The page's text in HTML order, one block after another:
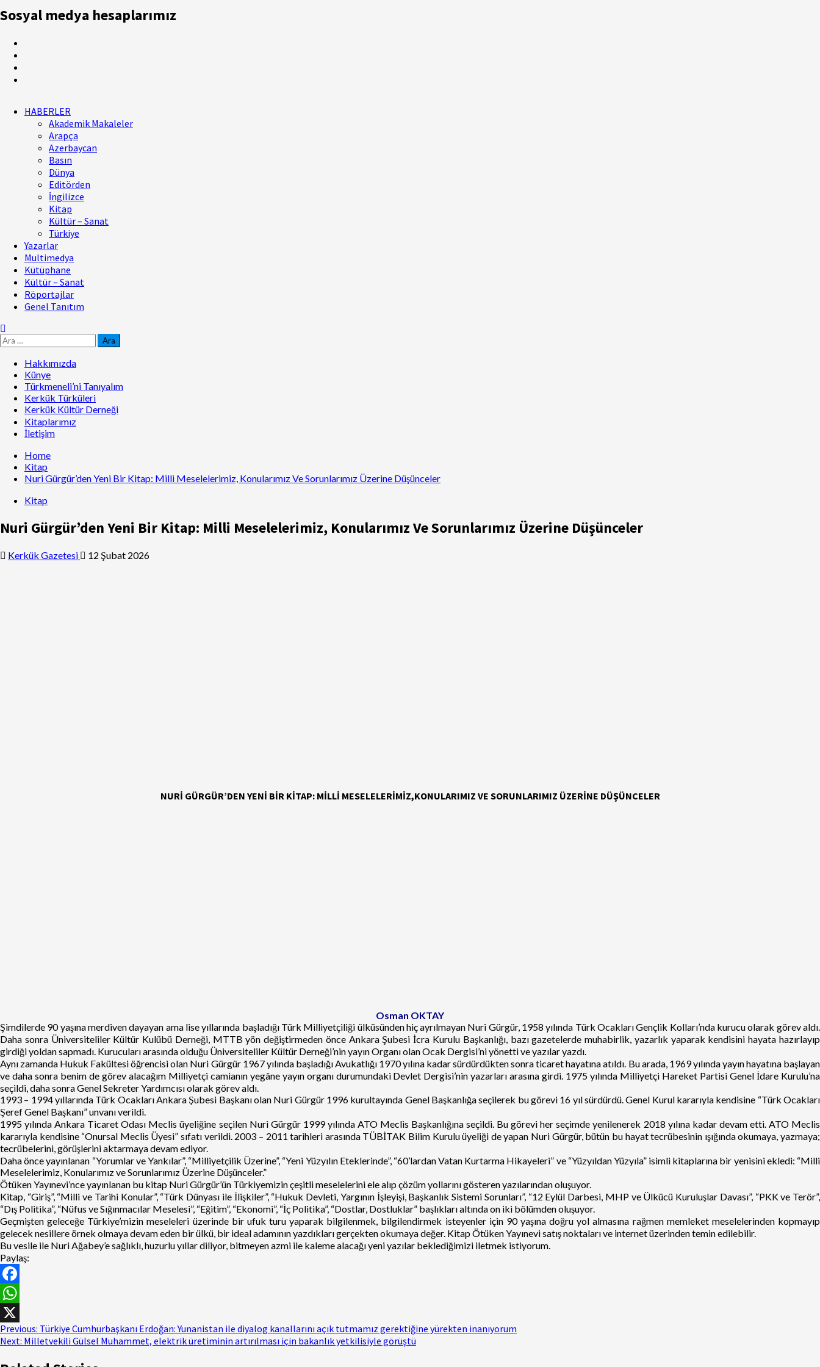
Sosyal medya hesaplarımız
HABERLER
Akademik Makaleler
Arapça
Azerbaycan
Basın
Dünya
Editörden
İngilizce
Kitap
Kültür – Sanat
Türkiye
Yazarlar
Multimedya
Kütüphane
Kültür – Sanat
Röportajlar
Genel Tanıtım
Hakkımızda
Künye
Türkmeneli’ni Tanıyalım
Kerkük Türküleri
Kerkük Kültür Derneği
Kitaplarımız
İletişim
Home
Kitap
Nuri Gürgür’den Yeni Bir Kitap: Milli Meselelerimiz, Konularımız Ve Sorunlarımız Üzerine Düşünceler
Kitap
Nuri Gürgür’den Yeni Bir Kitap: Milli Meselelerimiz, Konularımız Ve Sorunlarımız Üzerine Düşünceler
Kerkük Gazetesi 12 Şubat 2026
NURİ GÜRGÜR’DEN YENİ BİR KİTAP: MİLLİ MESELELERİMİZ,KONULARIMIZ VE SORUNLARIMIZ ÜZERİNE DÜŞÜNCELER
Osman OKTAY
Şimdilerde 90 yaşına merdiven dayayan ama lise yıllarında başladığı Türk Milliyetçiliği ülküsünden hiç ayrılmayan Nuri Gürgür, 1958 yılında Türk Ocakları Gençlik Kolları’nda kurucu olarak görev aldı.
Daha sonra Üniversiteliler Kültür Kulübü Derneği, MTTB yön değiştirmeden önce Ankara Şubesi İcra Kurulu Başkanlığı, bazı gazetelerde muhabirlik, yazarlık yaparak kendisini hayata hazırlayıp
girdiği yoldan sapmadı. Kurucuları arasında olduğu Üniversiteliler Kültür Derneği’nin yayın Organı olan Ocak Dergisi’ni yönetti ve yazılar yazdı.
Aynı zamanda Hukuk Fakültesi öğrencisi olan Nuri Gürgür 1967 yılında başladığı Avukatlığı 1970 yılına kadar sürdürdükten sonra ticaret hayatına atıldı. Bu arada, 1969 yılında yayın hayatına başlayan
ve daha sonra benim de görev alacağım Milliyetçi camianın yegâne yayın organı durumundaki Devlet Dergisi’nin yazarları arasına girdi. 1975 yılında Milliyetçi Hareket Partisi Genel İdare Kurulu’na
seçildi, daha sonra Genel Sekreter Yardımcısı olarak görev aldı.
1993 – 1994 yıllarında Türk Ocakları Ankara Şubesi Başkanı olan Nuri Gürgür 1996 kurultayında Genel Başkanlığa seçilerek bu görevi 16 yıl sürdürdü. Genel Kurul kararıyla kendisine “Türk Ocakları
Şeref Genel Başkanı” unvanı verildi.
1995 yılında Ankara Ticaret Odası Meclis üyeliğine seçilen Nuri Gürgür 1999 yılında ATO Meclis Başkanlığına seçildi. Bu görevi her seçimde yenilenerek 2018 yılına kadar devam etti. ATO Meclis
kararıyla kendisine “Onursal Meclis Üyesi” sıfatı verildi. 2003 – 2011 tarihleri arasında TÜBİTAK Bilim Kurulu üyeliği de yapan Nuri Gürgür, bütün bu hayat tecrübesinin ışığında okumaya, yazmaya;
tecrübelerini, görüşlerini aktarmaya devam ediyor.
Daha önce yayınlanan “Yorumlar ve Yankılar”, “Milliyetçilik Üzerine”, “Yeni Yüzyılın Eteklerinde”, “60’lardan Vatan Kurtarma Hikayeleri” ve “Yüzyıldan Yüzyıla” isimli kitaplarına bir yenisini ekledi: “Milli
Meselelerimiz, Konularımız ve Sorunlarımız Üzerine Düşünceler.”
Ötüken Yayınevi’nce yayınlanan bu kitap Nuri Gürgür’ün Türkiyemizin çeşitli meselelerini ele alıp çözüm yollarını gösteren yazılarından oluşuyor.
Kitap, “Giriş”, “Milli ve Tarihi Konular”, “Türk Dünyası ile İlişkiler”, “Hukuk Devleti, Yargının İşleyişi, Başkanlık Sistemi Sorunları”, “12 Eylül Darbesi, MHP ve Ülkücü Kuruluşlar Davası”, “PKK ve Terör”,
“Dış Politika”, “Nüfus ve Sığınmacılar Meselesi”, “Eğitim”, “Ekonomi”, “İç Politika”, “Dostlar, Dostluklar” başlıkları altında on iki bölümden oluşuyor.
Geçmişten geleceğe Türkiye’mizin meseleleri üzerinde bir ufuk turu yaparak bilgilenmek, bilgilendirmek isteyenler için 90 yaşına doğru yol almasına rağmen memleket meselelerinden kopmayıp
gelecek nesillere örnek olmaya devam eden bir ülkü, bir ideal adamının yazdıkları gerçekten okumaya değer. Kitap Ötüken Yayınevi satış noktaları ve internet üzerinden temin edilebilir.
Bu vesile ile Nuri Ağabey’e sağlıklı, huzurlu yıllar diliyor, bitmeyen azmi ile kaleme alacağı yeni yazılar beklediğimizi iletmek istiyorum.
Paylaş:
Facebook
WhatsApp
X
Previous: Türkiye Cumhurbaşkanı Erdoğan: Yunanistan ile diyalog kanallarını açık tutmamız gerektiğine yürekten inanıyorum
Next: Milletvekili Gülsel Muhammet, elektrik üretiminin artırılması için bakanlık yetkilisiyle görüştü